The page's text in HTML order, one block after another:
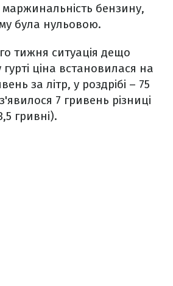
бензину,
була нульовою.
тижня ситуація дещо
ціна встановилася на
за літр, у роздрібі – 75
7 гривень різниці
гривні).